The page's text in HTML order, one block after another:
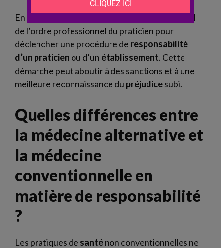
En cas de
disciplinaire, saisissez le conseil
de l’ordre professionnel du praticien pour
déclencher une procédure de responsabilité
d’un praticien ou d’un établissement. Cette
démarche peut aboutir à des sanctions et à une
meilleure reconnaissance du préjudicesubi.
Quelles différences entre
la médecine alternative et
la médecine
conventionnelle en
matière de responsabilité
?
Les pratiques de santénon conventionnelles ne